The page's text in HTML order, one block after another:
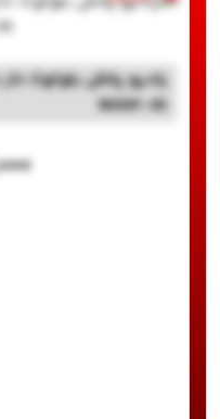
1830F-10